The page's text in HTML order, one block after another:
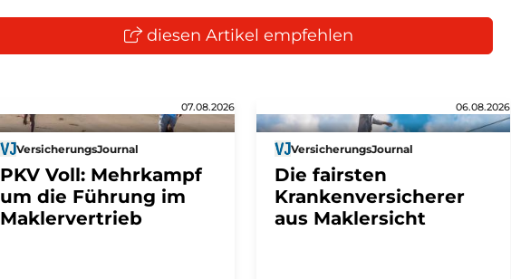
diesen Artikel empfehlen
07.08.2026
VersicherungsJournal
PKV Voll: Mehrkampf
um die Führung im
Maklervertrieb
06.08.2026
VersicherungsJournal
Die fairsten
Krankenversicherer
aus Maklersicht